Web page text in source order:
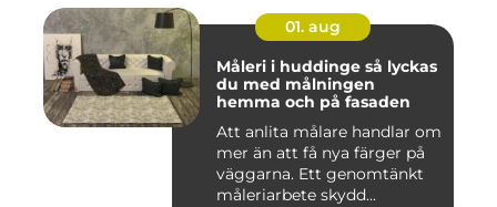
01. aug
Måleri i huddinge så lyckas
du med målningen
hemma och på fasaden
Att anlita målare handlar om
mer än att få nya färger på
väggarna. Ett genomtänkt
måleriarbete skydd...